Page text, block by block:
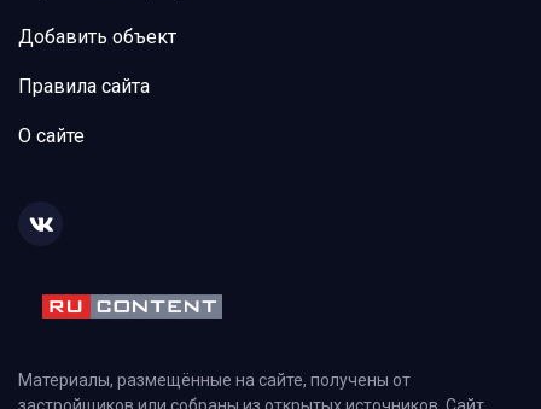
Добавить объект
Правила сайта
О сайте
Материалы, размещённые на сайте, получены от